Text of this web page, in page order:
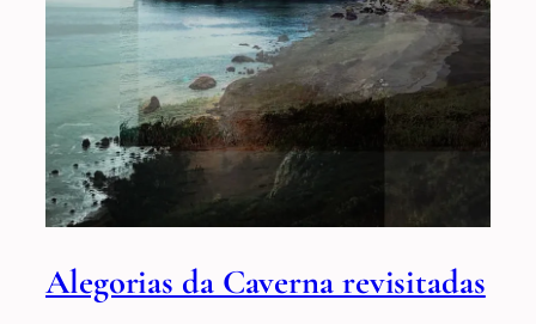
Alegorias da Caverna revisitadas